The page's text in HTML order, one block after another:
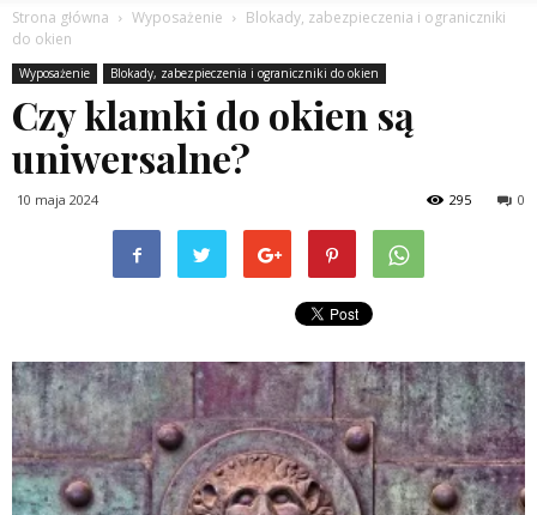
Strona główna Wyposażenie
Blokady, zabezpieczenia i ograniczniki
do okien
Wyposażenie Blokady, zabezpieczenia i ograniczniki do okien
Czy klamki do okien są
uniwersalne?
10 maja 2024 0
295